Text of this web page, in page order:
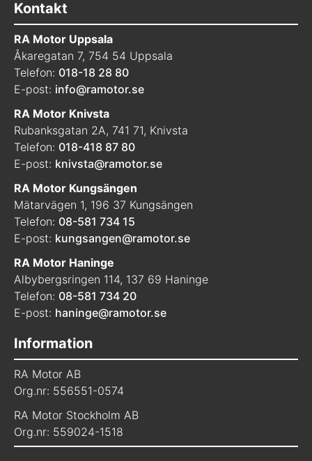
Kontakt
RA Motor Uppsala
Åkaregatan 7, 754 54 Uppsala
Telefon: 018-18 28 80
E-post: info@ramotor.se
RA Motor Knivsta
Rubanksgatan 2A, 741 71, Knivsta
Telefon: 018-418 87 80
E-post: knivsta@ramotor.se
RA Motor Kungsängen
Mätarvägen 1, 196 37 Kungsängen
Telefon: 08-581 734 15
E-post: kungsangen@ramotor.se
RA Motor Haninge
Albybergsringen 114, 137 69 Haninge
Telefon: 08-581 734 20
E-post: haninge@ramotor.se
Information
RA Motor AB
Org.nr: 556551-0574
RA Motor Stockholm AB
Org.nr: 559024-1518